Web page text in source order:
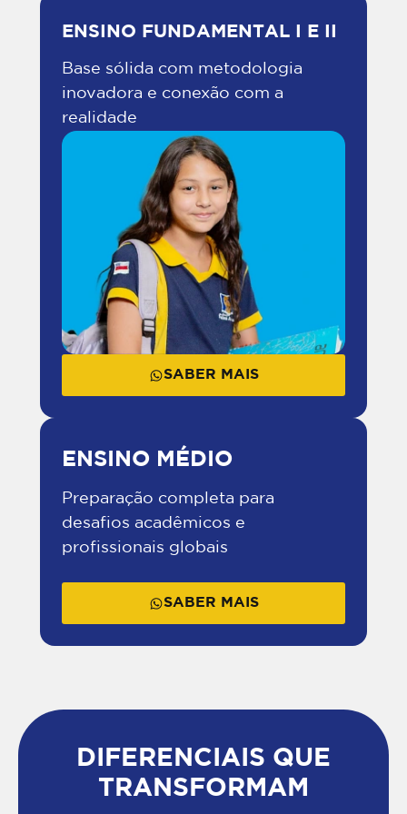
ENSINO FUNDAMENTAL I E II
Base sólida com metodologia
inovadora e conexão com a
realidade
SABER MAIS
ENSINO MÉDIO
Preparação completa para
desafios acadêmicos e
profissionais globais
SABER MAIS
DIFERENCIAIS QUE
TRANSFORMAM